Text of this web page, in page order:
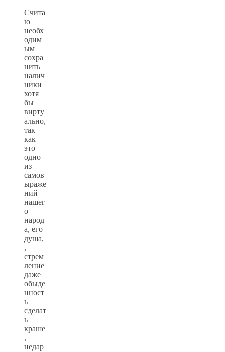
Счита
ю
необх
одим
ым
сохра
нить
налич
ники
хотя
бы
вирту
ально,
так
как
это
одно
из
самов
ыраже
ний
нашег
о
народ
а, его
душа,
,
стрем
ление
даже
обыде
нност
ь
сделат
ь
краше
,
недар